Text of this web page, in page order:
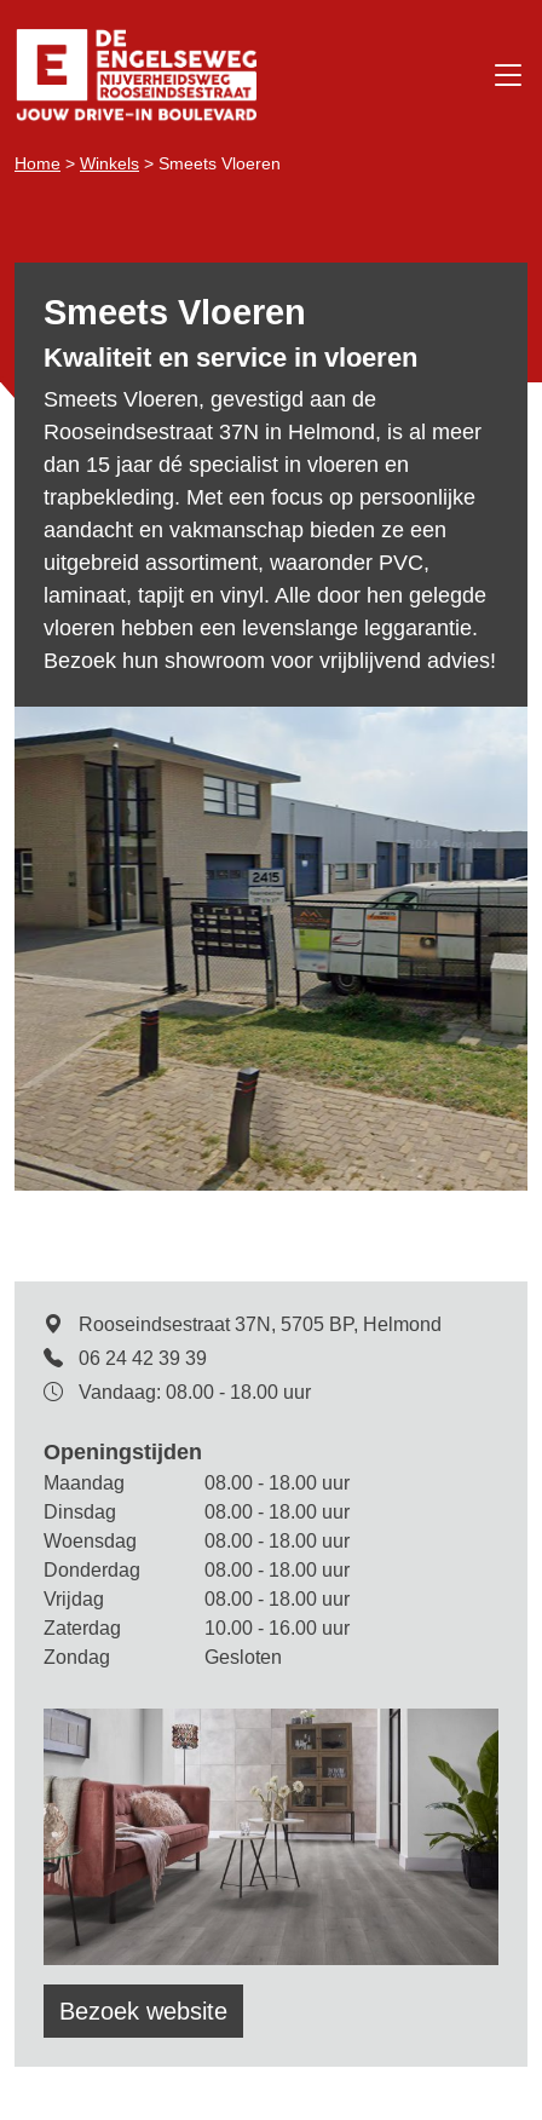
Home > Winkels > Smeets Vloeren
Smeets Vloeren
Kwaliteit en service in vloeren
Smeets Vloeren, gevestigd aan de
Rooseindsestraat 37N in Helmond, is al meer
dan 15 jaar dé specialist in vloeren en
trapbekleding. Met een focus op persoonlijke
aandacht en vakmanschap bieden ze een
uitgebreid assortiment, waaronder PVC,
laminaat, tapijt en vinyl. Alle door hen gelegde
vloeren hebben een levenslange leggarantie.
Bezoek hun showroom voor vrijblijvend advies!
Rooseindsestraat 37N, 5705 BP, Helmond
06 24 42 39 39
Vandaag: 08.00 - 18.00 uur
Openingstijden
Maandag
08.00 - 18.00 uur
Dinsdag
08.00 - 18.00 uur
Woensdag
08.00 - 18.00 uur
Donderdag
08.00 - 18.00 uur
Vrijdag
08.00 - 18.00 uur
Zaterdag
10.00 - 16.00 uur
Zondag
Gesloten
Bezoek website